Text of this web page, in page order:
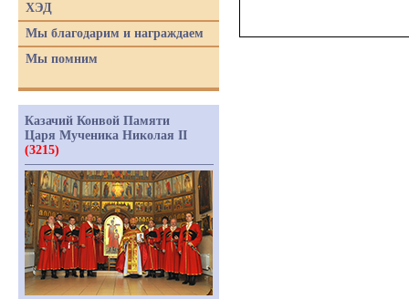
ХЭД
Мы благодарим и награждаем
Мы помним
Казачий Конвой Памяти
Царя Мученика Николая II
(3215)